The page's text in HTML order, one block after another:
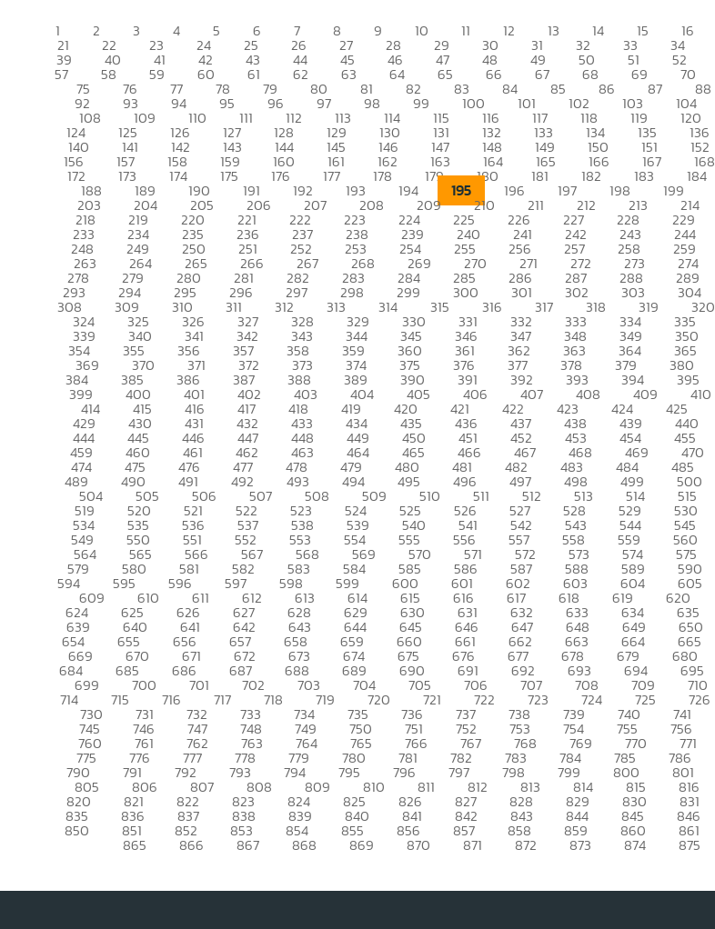
1 2 3 4 5 6 7 8 9 10 11 12 13 14 15 16
21 22 23 24 25 26 27 28 29 30 31 32 33 34
39 40 41 42 43 44 45 46 47 48 49 50 51 52
57 58 59 60 61 62 63 64 65 66 67 68 69 70
75 76 77 78 79 80 81 82 83 84 85 86 87 88
92 93 94 95 96 97 98 99 100 101 102 103 104
108 109 110 111 112 113 114 115 116 117 118 119 120
124 125 126 127 128 129 130 131 132 133 134 135 136
140 141 142 143 144 145 146 147 148 149 150 151 152
156 157 158 159 160 161 162 163 164 165 166 167 168
172 173 174 175 176 177 178 179 180 181 182 183 184
188 189 190 191 192 193 194 195 196 197 198 199
203 204 205 206 207 208 209 210 211 212 213 214
218 219 220 221 222 223 224 225 226 227 228 229
233 234 235 236 237 238 239 240 241 242 243 244
248 249 250 251 252 253 254 255 256 257 258 259
263 264 265 266 267 268 269 270 271 272 273 274
278 279 280 281 282 283 284 285 286 287 288 289
293 294 295 296 297 298 299 300 301 302 303 304
308 309 310 311 312 313 314 315 316 317 318 319 320
324 325 326 327 328 329 330 331 332 333 334 335
339 340 341 342 343 344 345 346 347 348 349 350
354 355 356 357 358 359 360 361 362 363 364 365
369 370 371 372 373 374 375 376 377 378 379 380
384 385 386 387 388 389 390 391 392 393 394 395
399 400 401 402 403 404 405 406 407 408 409 410
414 415 416 417 418 419 420 421 422 423 424 425
429 430 431 432 433 434 435 436 437 438 439 440
444 445 446 447 448 449 450 451 452 453 454 455
459 460 461 462 463 464 465 466 467 468 469 470
474 475 476 477 478 479 480 481 482 483 484 485
489 490 491 492 493 494 495 496 497 498 499 500
504 505 506 507 508 509 510 511 512 513 514 515
519 520 521 522 523 524 525 526 527 528 529 530
534 535 536 537 538 539 540 541 542 543 544 545
549 550 551 552 553 554 555 556 557 558 559 560
564 565 566 567 568 569 570 571 572 573 574 575
579 580 581 582 583 584 585 586 587 588 589 590
594 595 596 597 598 599 600 601 602 603 604 605
609 610 611 612 613 614 615 616 617 618 619 620
624 625 626 627 628 629 630 631 632 633 634 635
639 640 641 642 643 644 645 646 647 648 649 650
654 655 656 657 658 659 660 661 662 663 664 665
669 670 671 672 673 674 675 676 677 678 679 680
684 685 686 687 688 689 690 691 692 693 694 695
699 700 701 702 703 704 705 706 707 708 709 710
714 715 716 717 718 719 720 721 722 723 724 725 726
730 731 732 733 734 735 736 737 738 739 740 741
745 746 747 748 749 750 751 752 753 754 755 756
760 761 762 763 764 765 766 767 768 769 770 771
775 776 777 778 779 780 781 782 783 784 785 786
790 791 792 793 794 795 796 797 798 799 800 801
805 806 807 808 809 810 811 812 813 814 815 816
820 821 822 823 824 825 826 827 828 829 830 831
835 836 837 838 839 840 841 842 843 844 845 846
850 851 852 853 854 855 856 857 858 859 860 861
865 866 867 868 869 870 871 872 873 874 875